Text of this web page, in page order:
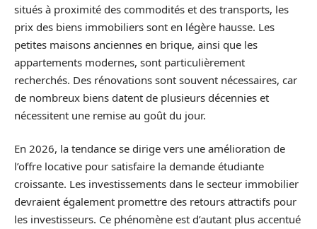
situés à proximité des commodités et des transports, les
prix des biens immobiliers sont en légère hausse. Les
petites maisons anciennes en brique, ainsi que les
appartements modernes, sont particulièrement
recherchés. Des rénovations sont souvent nécessaires, car
de nombreux biens datent de plusieurs décennies et
nécessitent une remise au goût du jour.
En 2026, la tendance se dirige vers une amélioration de
l’offre locative pour satisfaire la demande étudiante
croissante. Les investissements dans le secteur immobilier
devraient également promettre des retours attractifs pour
les investisseurs. Ce phénomène est d’autant plus accentué